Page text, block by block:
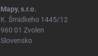
Mapy, s.r.o.
K. Šmidkeho 1445/12
960 01 Zvolen
Slovensko